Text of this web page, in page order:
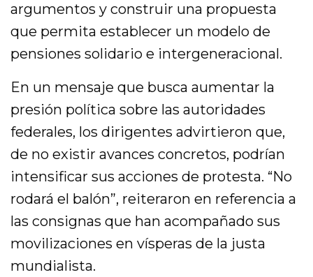
argumentos y construir una propuesta
que permita establecer un modelo de
pensiones solidario e intergeneracional.
En un mensaje que busca aumentar la
presión política sobre las autoridades
federales, los dirigentes advirtieron que,
de no existir avances concretos, podrían
intensificar sus acciones de protesta. “No
rodará el balón”, reiteraron en referencia a
las consignas que han acompañado sus
movilizaciones en vísperas de la justa
mundialista.